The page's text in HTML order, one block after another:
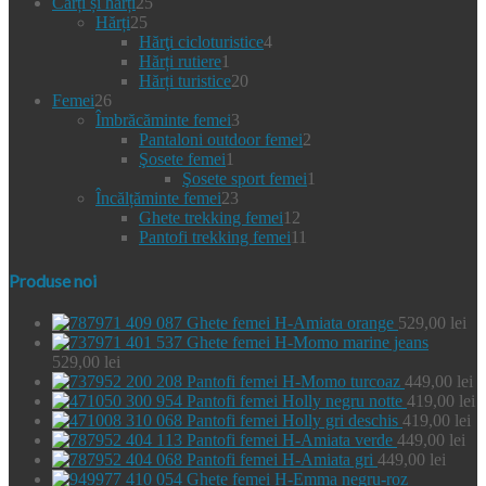
produse
Hărți25
de
produse
Hărţi cicloturistice44
Hărți rutiere1
produs
Hărți turistice20
Femei2626
de
produse
Îmbrăcăminte femei3
produse
Pantaloni outdoor femei2
Şosete femei1
produs
Şosete sport femei1
Încălțăminte femei23
de
produse
Ghete trekking femei12
produse
Pantofi trekking femei11
Produse noi
Ghete femei H-Amiata orange 529,00 lei
Ghete femei H-Momo marine jeans
529,00 lei
Pantofi femei H-Momo turcoaz 449,00 lei
Pantofi femei Holly negru notte 419,00 lei
Pantofi femei Holly gri deschis 419,00 lei
Pantofi femei H-Amiata verde 449,00 lei
Pantofi femei H-Amiata gri 449,00 lei
Ghete femei H-Emma negru-roz